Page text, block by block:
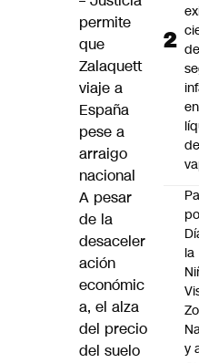
permite
que
Zalaquett
viaje a
España
pese a
arraigo
nacional
A pesar
de la
desaceler
ación
económic
a, el alza
del precio
del suelo
de
en
de
la
y